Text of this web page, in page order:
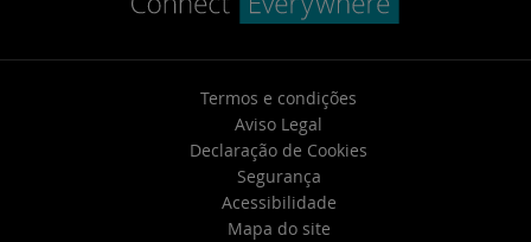
Termos e condições
Aviso Legal
Declaração de Cookies
Segurança
Acessibilidade
Mapa do site